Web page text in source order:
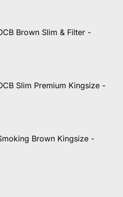
Brown Slim & Filter -
Slim Premium Kingsize -
Brown Kingsize -